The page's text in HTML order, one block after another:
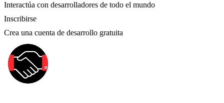
Interactúa con desarrolladores de todo el mundo
Inscribirse
Crea una cuenta de desarrollo gratuita